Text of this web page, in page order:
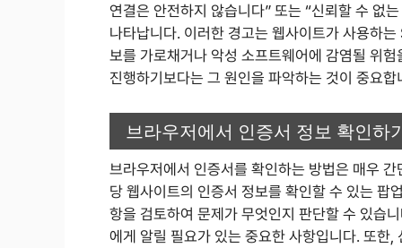
연결은 안전하지 않습니다” 또는 “신뢰할 수 없
나타납니다. 이러한 경고는 웹사이트가 사용하
보를 가로채거나 악성 소프트웨어에 감염될 위
진행하기보다는 그 원인을 파악하는 것이 중요합
브라우저에서 인증서 정보 확인하
브라우저에서 인증서를 확인하는 방법은 매우
당 웹사이트의 인증서 정보를 확인할 수 있는 팝
항을 검토하여 문제가 무엇인지 판단할 수 있습
에게 알릴 필요가 있는 중요한 사항입니다. 또한